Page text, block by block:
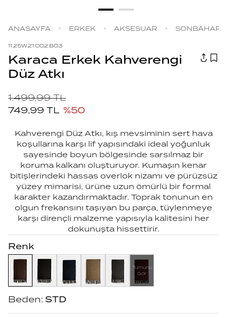
ANASAYFA ERKEK AKSESUAR SONBAHAR |
11.25W.21.002.B03
Karaca Erkek Kahverengi
Düz Atkı
1.499,99 TL
749,99 TL %50
Kahverengi Düz Atkı, kış mevsiminin sert hava
koşullarına karşı lif yapısındaki ideal yoğunluk
sayesinde boyun bölgesinde sarsılmaz bir
koruma kalkanı oluşturuyor. Kumaşın kenar
bitişlerindeki hassas overlok nizamı ve pürüzsüz
yüzey mimarisi, ürüne uzun ömürlü bir formal
karakter kazandırmaktadır. Toprak tonunun en
olgun frekansını taşıyan bu parça, tüylenmeye
karşı dirençli malzeme yapısıyla kalitesini her
dokunuşta hissettirir.
Renk
Tümünü
Gör
Beden: STD